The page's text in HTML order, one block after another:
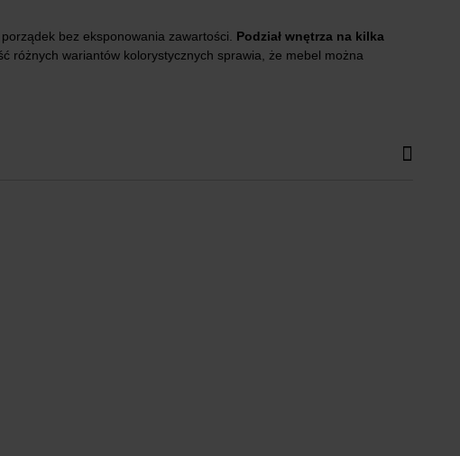
bez eksponowania zawartości. Podział wnętrza na kilka
różnych wariantów kolorystycznych sprawia, że mebel można